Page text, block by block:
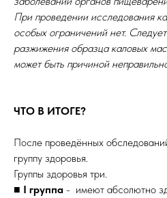
При проведении исследования
особых ограничений нет.
разжижения образца каловых
может быть причиной
ЧТО В ИТОГЕ?
После проведённых
группу здоровья.
Группы здоровья три.
■ I группа - имеют абсолютно